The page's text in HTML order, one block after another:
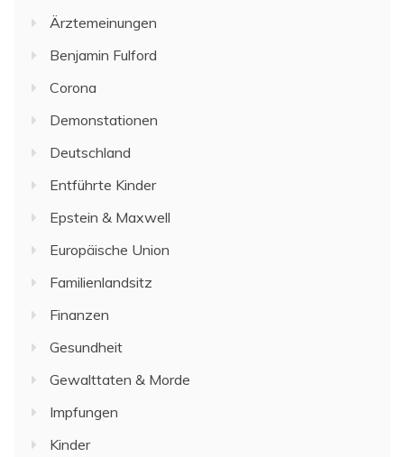
Ärztemeinungen
Benjamin Fulford
Corona
Demonstationen
Deutschland
Entführte Kinder
Epstein & Maxwell
Europäische Union
Familienlandsitz
Finanzen
Gesundheit
Gewalttaten & Morde
Impfungen
Kinder